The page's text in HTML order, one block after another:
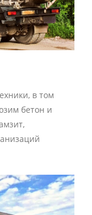
в том
бетон и